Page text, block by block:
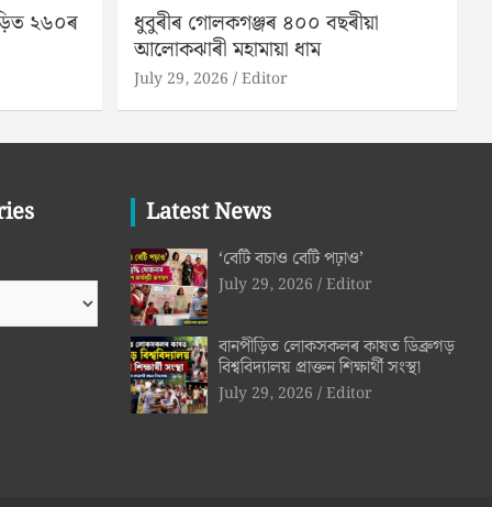
২৬০ৰ ধুবুৰীৰ গোলকগঞ্জৰ ৪০০ বছৰীয়া
আলোকঝাৰী মহামায়া ধাম
July 29, 2026 Editor
Latest News
‘বেটি বচাও বেটি পঢ়াও’
July 29, 2026 Editor
বানপীড়িত লোকসকলৰ কাষত ডিব্ৰুগড়
বিশ্ববিদ্যালয় প্ৰাক্তন শিক্ষাৰ্থী সংস্থা
July 29, 2026 Editor